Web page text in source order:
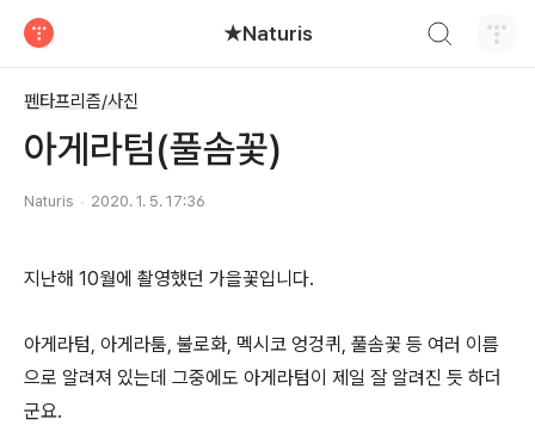
★Naturis
펜타프리즘/사진
아게라텀(풀솜꽃)
Naturis 2020. 1. 5. 17:36
지난해 10월에 촬영했던 가을꽃입니다.
아게라텀, 아게라툼, 불로화, 멕시코 엉겅퀴, 풀솜꽃 등 여러 이름
으로 알려져 있는데 그중에도 아게라텀이 제일 잘 알려진 듯 하더
군요.